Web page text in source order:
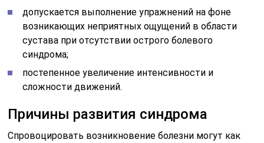
допускается выполнение упражнений на фоне
возникающих неприятных ощущений в области
сустава при отсутствии острого болевого
синдрома;
постепенное увеличение интенсивности и
сложности движений.
Причины развития синдрома
Спровоцировать возникновение болезни могут как